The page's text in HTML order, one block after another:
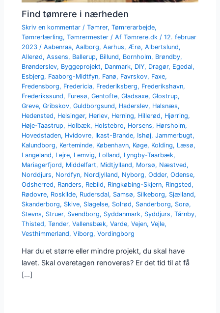
Find tømrere i nærheden
Skriv en kommentar /Tømrer,Tømrerarbejde,
Tømrerlærling,Tømrermester / AfTømrere.dk/12. februar
2023/Aabenraa,Aalborg,Aarhus,Ærø,Albertslund,
Allerød,Assens, Ballerup, Billund, Bornholm, Brøndby,
Brønderslev, Byggeprojekt, Danmark, DIY, Dragør, Egedal,
Esbjerg, Faaborg-Midtfyn, Fanø, Favrskov, Faxe,
Fredensborg, Fredericia, Frederiksberg, Frederikshavn,
Frederikssund, Furesø,Gentofte,Gladsaxe,Glostrup,
Greve,Gribskov,Guldborgsund, Haderslev, Halsnæs,
Hedensted, Helsingør, Herlev, Herning, Hillerød, Hjørring,
Høje-Taastrup, Holbæk, Holstebro, Horsens, Hørsholm,
Hovedstaden, Hvidovre, Ikast-Brande, Ishøj,Jammerbugt,
Kalundborg, Kerteminde, København, Køge, Kolding, Læsø,
Langeland, Lejre, Lemvig, Lolland, Lyngby-Taarbæk,
Mariagerfjord, Middelfart, Midtjylland, Morsø, Næstved,
Norddjurs, Nordfyn, Nordjylland, Nyborg,Odder,Odense,
Odsherred, Randers, Rebild, Ringkøbing-Skjern, Ringsted,
Rødovre, Roskilde, Rudersdal, Samsø, Silkeborg, Sjælland,
Skanderborg, Skive, Slagelse, Solrød, Sønderborg, Sorø,
Stevns, Struer, Svendborg, Syddanmark, Syddjurs,Tårnby,
Thisted,Tønder,Vallensbæk,Varde,Vejen,Vejle,
Vesthimmerland,Viborg,Vordingborg
Har du et større eller mindre projekt, du skal have
lavet. Skal overetagen renoveres? Er det tid til at få
[…]